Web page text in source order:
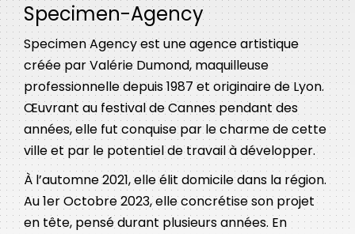
Specimen-Agency
Specimen Agency est une agence artistique
créée par Valérie Dumond, maquilleuse
professionnelle depuis 1987 et originaire de Lyon.
Œuvrant au festival de Cannes pendant des
années, elle fut conquise par le charme de cette
ville et par le potentiel de travail à développer.
À l’automne 2021, elle élit domicile dans la région.
Au 1er Octobre 2023, elle concrétise son projet
en tête, pensé durant plusieurs années. En